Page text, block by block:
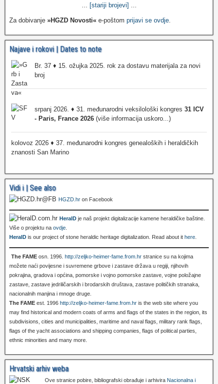
[stariji brojevi]
Za dobivanje »HGZD Novosti« e-poštom prijavi se ovdje
Najave i rokovi | Dates to note
Br. 37 ♦ 15. ožujka 2025. rok za dostavu materijala za novi
broj
srpanj 2026. ♦ 31. međunarodni veksilološki kongres 31 ICV
- Paris, France 2026 (više informacija uskoro...)
kolovoz 2026 ♦ 37. međunarodni kongres genealoških i heraldičkih
znanosti San Marino
Vidi i | See also
HGZD.hr on Facebook
HeralD je naš projekt digitalizacije kamene heraldičke baštine.
Više o projektu na ovdje.
HeralD is our project of stone heraldic heritage digitalization. Read about it here.
The FAME osn. 1996. http://zeljko-heimer-fame.from.hr stranice su na kojima
možete naći povijesne i suvremene grbove i zastave država u regiji, njihovih
pokrajina, gradova i općina, pomorske i vojno pomorske zastave, vojne položajne
zastave, zastave jedriličarskih i brodarskih društava, zastave političkih stranaka,
nacionalnih manjina i mnoge druge.
The FAME est. 1996 http://zeljko-heimer-fame.from.hr is the web site where you
may find historical and modern coats of arms and flags of the states in the region, its
subdivisions, cities and municipalities, maritime and naval flags, military rank flags,
flags of the yacht associations and shipping companies, flags of political parties,
ethnic minorities and many more.
Hrvatski arhiv weba
Ove stranice pobire, bibliografski obrađuje i arhivira Nacionalna i